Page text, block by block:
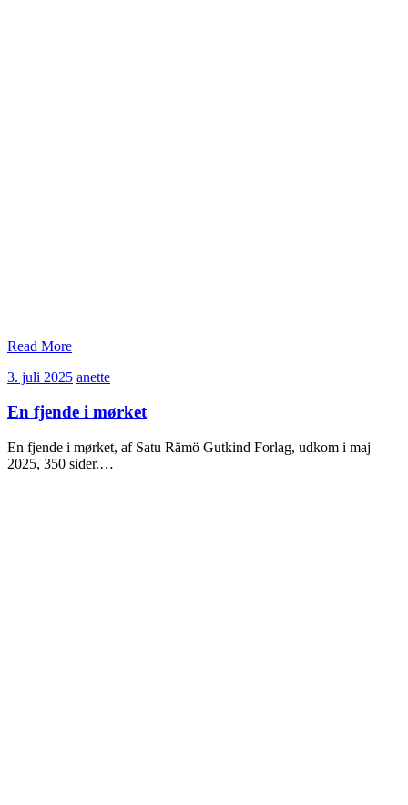
Read More
3. juli 20253.
2025
anetteanette
En fjende i mørket
En fjende i mørket, af Satu Rämö Gutkind Forlag, udkom i maj
2025, 350 sider.…